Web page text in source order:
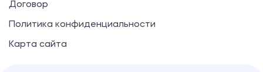
Договор
Политика конфиденциальности
Карта сайта